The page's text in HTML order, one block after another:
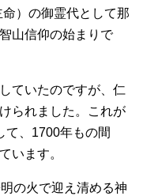
）の御霊代として那
山信仰の始まりで
ていたのですが、仁
られました。これが
て、1700年もの間
います。
の火で迎え清める神